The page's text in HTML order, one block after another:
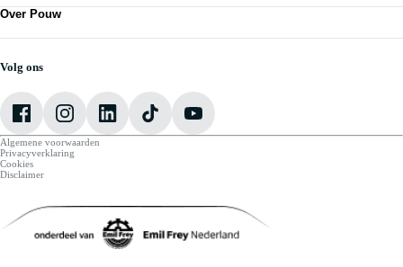
Acties
Vestigingen
Audi
VW Bedrijfswagens
Over Pouw
Vacatures
Mijn Pouw
Volg ons
Algemene voorwaarden
Privacyverklaring
Cookies
Disclaimer